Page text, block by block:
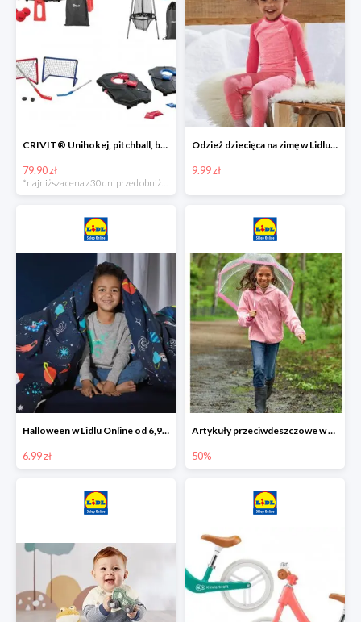
CRIVIT® Unihokej, pitchball, bean bag lub disc golf
79.90 zł
Odzież dziecięca na zimę w Lidlu Online od 9,99 zł
9.99 zł
Halloween w Lidlu Online od 6,99 zł
6.99 zł
Artykuły przeciwdeszczowe w Lodilu Online do -50%
50%